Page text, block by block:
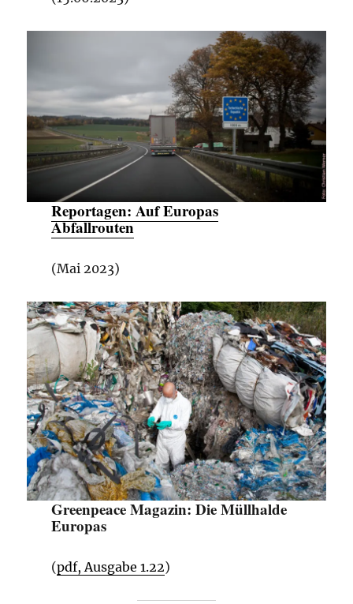
Reportagen: Auf Europas
Abfallrouten
(Mai 2023)
Greenpeace Magazin: Die Müllhalde
Europas
(pdf, Ausgabe 1.22)